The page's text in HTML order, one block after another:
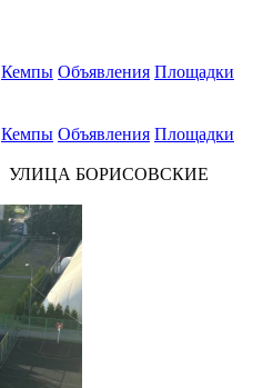
Кемпы Объявления Площадки
Кемпы Объявления Площадки
УЛИЦА БОРИСОВСКИЕ